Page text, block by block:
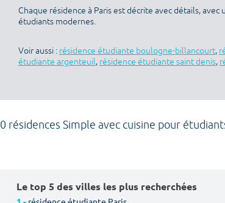
Chaque résidence à Paris est décrite avec détails,
étudiants modernes.
Voir aussi : résidence étudiante boulogne-billancourt,
étudiante argenteuil, résidence étudiante saint denis,
0 résidences Simple avec cuisine pour
Le top 5 des villes les plus recherchées